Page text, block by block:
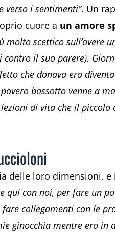
verso i sentimenti”. Un
cuore a un amore
scettico sull’avere
il suo parere).
che donava era
bassotto venne a
di vita che il
delle loro dimensioni, e
con noi, per fare un
collegamenti con le
ginocchia mentre ero in